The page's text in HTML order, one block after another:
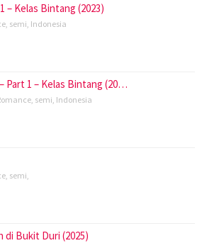
– Kelas Bintang (2023)
semi Indonesia
Part 1 – Kelas Bintang (20…
semi Indonesia
semi
di Bukit Duri (2025)